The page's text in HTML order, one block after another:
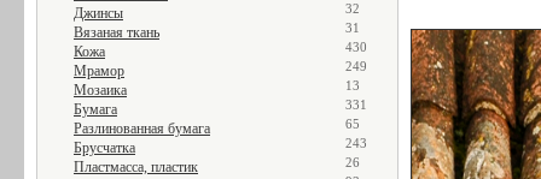
Джинсы 32
Вязаная ткань 31
Кожа 430
Мрамор 249
Мозаика 13
Бумага 331
Разлинованная бумага 65
Брусчатка 243
Пластмасса, пластик 26